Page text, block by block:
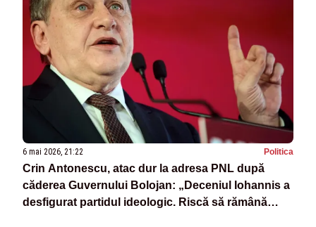
6 mai 2026, 21:22 Politica
Crin Antonescu, atac dur la adresa PNL după
căderea Guvernului Bolojan: „Deceniul Iohannis a
desfigurat partidul ideologic. Riscă să rămână